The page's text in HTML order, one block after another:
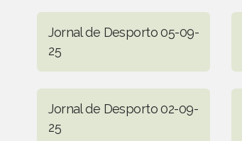
Jornal de Desporto 05-09-
25
Jornal de Desporto 02-09-
25